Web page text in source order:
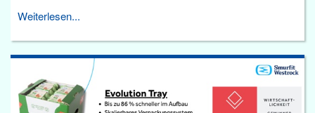
Weiterlesen...